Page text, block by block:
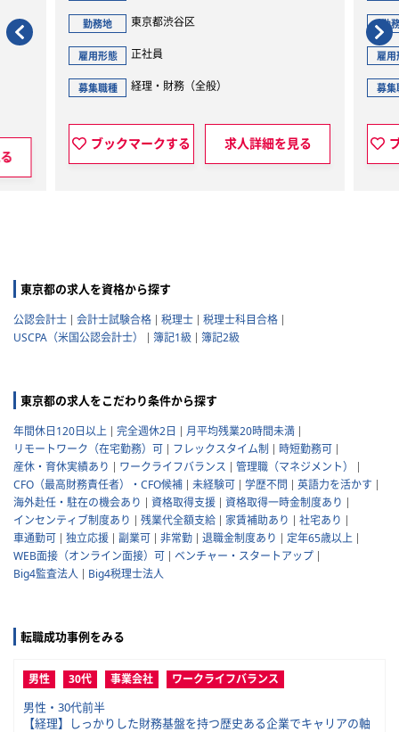
勤務地 東京都渋谷区
雇用形態 正社員
募集職種 経理・財務（全般）
ブックマークする 求人詳細を見る
勤務
雇用
募集
ブ
東京都の求人を資格から探す
公認会計士 会計士試験合格 税理士
税理士科目合格
USCPA（米国公認会計士）
簿記1級 簿記2級
東京都の求人をこだわり条件から探す
年間休日120日以上 完全週休2日
月平均残業20時間未満
リモートワーク（在宅勤務）可
フレックスタイム制
時短勤務可
産休・育休実績あり
ワークライフバランス
管理職（マネジメント）
CFO（最高財務責任者）・CFO候補
未経験可 学歴不問
英語力を活かす
海外赴任・駐在の機会あり
資格取得支援
資格取得一時金制度あり
インセンティブ制度あり
残業代全額支給 家賃補助あり
社宅あり
車通勤可
独立応援 副業可 非常勤 退職金制度あり
定年65歳以上
WEB面接（オンライン面接）可
ベンチャー・スタートアップ
Big4監査法人
Big4税理士法人
転職成功事例をみる
男性 30代 事業会社 ワークライフバランス
男性・30代前半
【経理】しっかりした財務基盤を持つ歴史ある企業でキャリアの軸